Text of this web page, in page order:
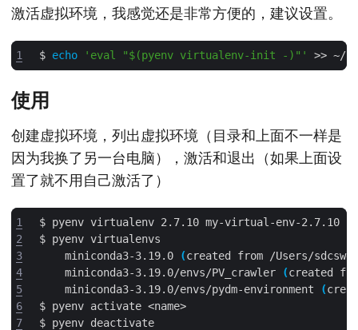
激活虚拟环境，我感觉还是非常方便的，建议设置。
1 $ echo 'eval "$(pyenv virtualenv-init -)"'
使用
创建虚拟环境，列出虚拟环境（目录和上面不一样是
因为我换了另一台电脑），激活和退出（如果上面设
置了就不用自己激活了）
1
$ pyenv virtualenv 2.7.10 my-virtual-env-2.7.10
2
3
    miniconda3-3.19.0
(created from /Users/
4
    miniconda3-3.19.0/envs/PV_crawler
(created
5
    miniconda3-3.19.0/envs/pydm-environment
(
6
$ pyenv activate <name>
7
$ pyenv deactivate